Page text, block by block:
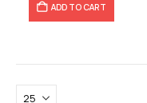
ADD TO CART